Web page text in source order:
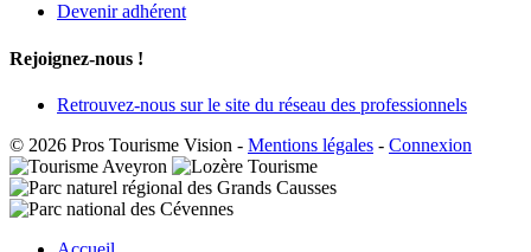
Devenir adhérent
Rejoignez-nous !
Retrouvez-nous sur le site du réseau des professionnels
© 2026 Pros Tourisme Vision - Mentions légales - Connexion